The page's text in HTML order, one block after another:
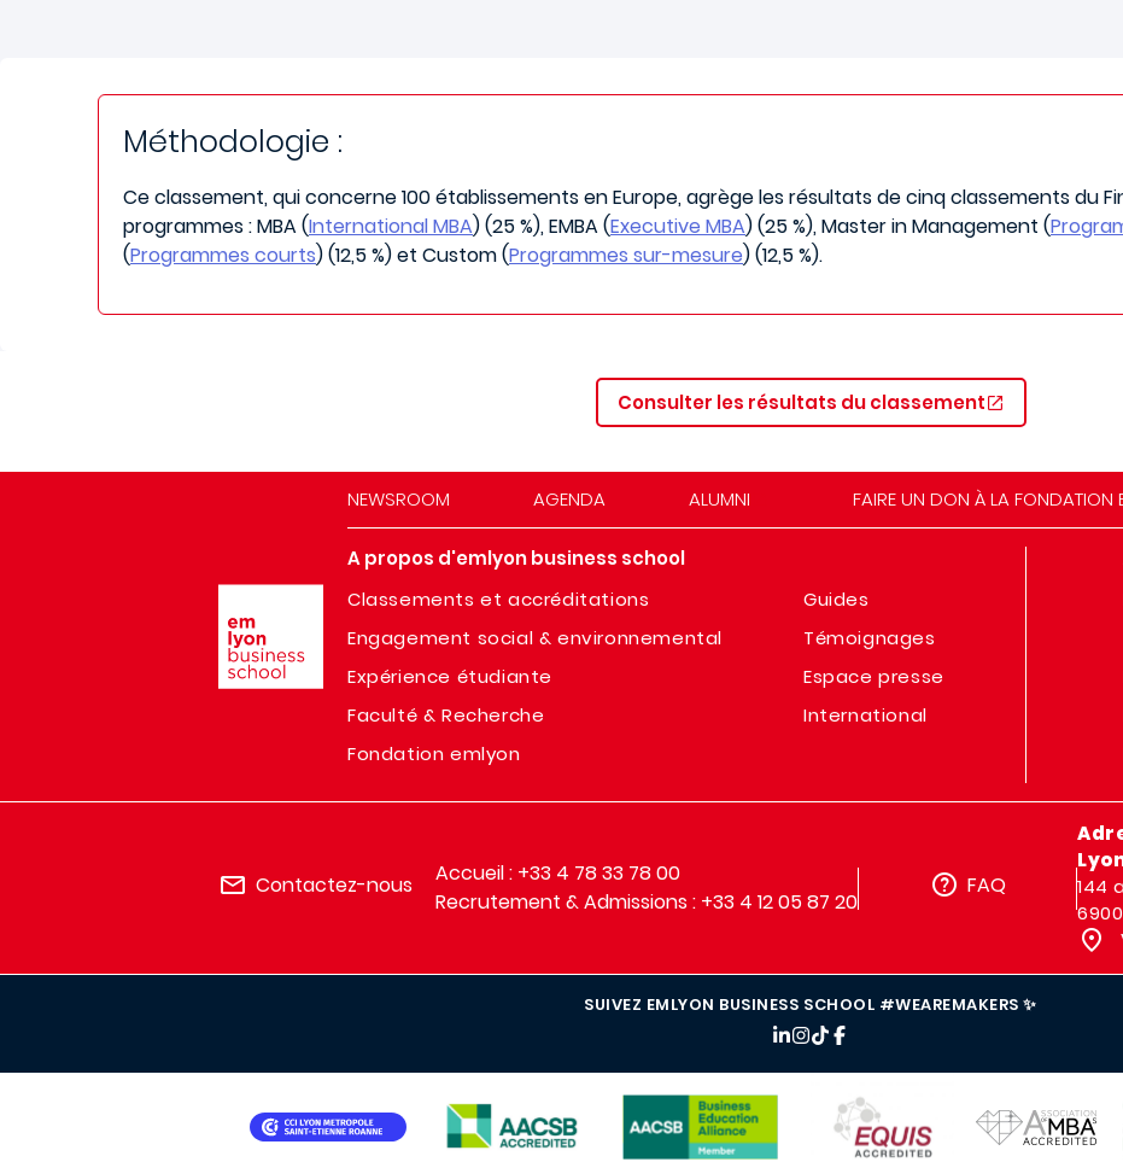
Méthodologie :
Ce classement, qui concerne 100 établissements en Europe, agrège les résultats de cinq classements du
programmes : MBA (International MBA) (25 %), EMBA (Executive MBA) (25 %), Master in Management (
(Programmes courts) (12,5 %) et Custom (Programmes sur-mesure) (12,5 %).
Consulter les résultats du classement
NEWSROOM AGENDA ALUMNI FAIRE UN DON À LA FONDATION
A propos d'emlyon business school
Classements et accréditations
Engagement social & environnemental
Expérience étudiante
Faculté & Recherche
Fondation emlyon
Guides
Témoignages
Espace presse
International
Contactez-nous
Accueil : +33 4 78 33 78 00
Recrutement & Admissions : +33 4 12 05 87 20
FAQ
144
SUIVEZ EMLYON BUSINESS SCHOOL #WEAREMAKERS ✨
IMAGE
IMAGE